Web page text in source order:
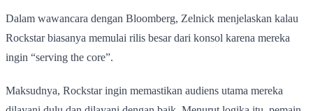
Dalam wawancara dengan Bloomberg, Zelnick menjelaskan kalau
Rockstar biasanya memulai rilis besar dari konsol karena mereka
ingin “serving the core”.
Maksudnya, Rockstar ingin memastikan audiens utama mereka